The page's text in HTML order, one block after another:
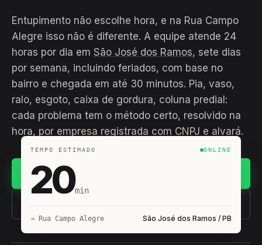
Entupimento não escolhe hora, e na Rua Campo
Alegre isso não é diferente. A equipe atende 24
horas por dia em São José dos Ramos, sete dias
por semana, incluindo feriados, com base no
bairro e chegada em até 30 minutos. Pia, vaso,
ralo, esgoto, caixa de gordura, coluna predial:
cada problema tem o método certo, resolvido na
hora, por empresa registrada com CNPJ e alvará.
(11) 93407-8838
TEMPO ESTIMADO ONLINE
20min
→ Rua Campo Alegre São José dos Ramos / PB